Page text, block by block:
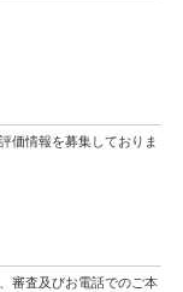
価情報を募集しておりま
審査及びお電話でのご本